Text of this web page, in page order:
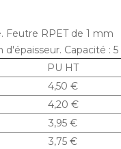
Feutre RPET de 1 mm
Capacité : 5
PU HT
4,50 €
4,20 €
3,95 €
3,75 €